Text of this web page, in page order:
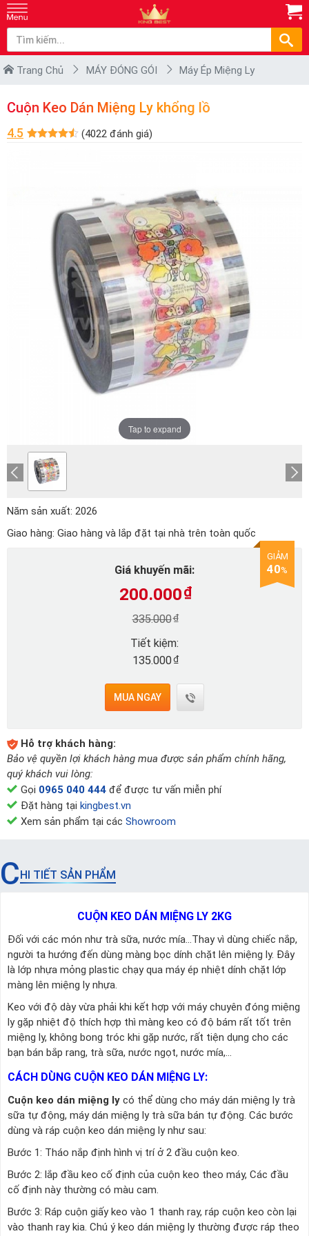
Trang Chủ MÁY ĐÓNG GÓI Máy Ép Miệng Ly
Cuộn Keo Dán Miệng Ly khổng lồ
4.5 (4022 đánh giá)
Tap to expand
Năm sản xuất: 2026
Giao hàng: Giao hàng và lắp đặt tại nhà trên toàn quốc
Giá khuyến mãi:
200.000₫
335.000₫
Tiết kiệm:
135.000₫
MUA NGAY
GIẢM
40%
Hỗ trợ khách hàng:
Bảo vệ quyền lợi khách hàng mua được sản phẩm chính hãng,
quý khách vui lòng:
Gọi 0965 040 444 để được tư vấn miễn phí
Đặt hàng tại kingbest.vn
Xem sản phẩm tại các Showroom
CHI TIẾT SẢN PHẨM
CUỘN KEO DÁN MIỆNG LY 2KG
Đối với các món như trà sữa, nước mía…Thay vì dùng chiếc nắp,
người ta hướng đến dùng màng bọc dính chặt lên miệng ly. Đây
là lớp nhựa mỏng plastic chạy qua máy ép nhiệt dính chặt lớp
màng lên miệng ly nhựa.
Keo với độ dày vừa phải khi kết hợp với máy chuyên đóng miệng
ly gặp nhiệt độ thích hợp thì màng keo có độ bám rất tốt trên
miệng ly, không bong tróc khi gặp nước, rất tiện dụng cho các
bạn bán bắp rang, trà sữa, nước ngọt, nước mía,...
CÁCH DÙNG CUỘN KEO DÁN MIỆNG LY:
Cuộn keo dán miệng ly có thể dùng cho máy dán miệng ly trà
sữa tự động, máy dán miệng ly trà sữa bán tự động. Các bước
dùng và ráp cuộn keo dán miệng ly như sau:
Bước 1: Tháo nắp định hình vị trí ở 2 đầu cuộn keo.
Bước 2: lắp đầu keo cố định của cuộn keo theo máy, Các đầu
cố định này thường có màu cam.
Bước 3: Ráp cuộn giấy keo vào 1 thanh ray, ráp cuộn keo còn lại
vào thanh ray kia. Chú ý keo dán miệng ly thường được ráp theo